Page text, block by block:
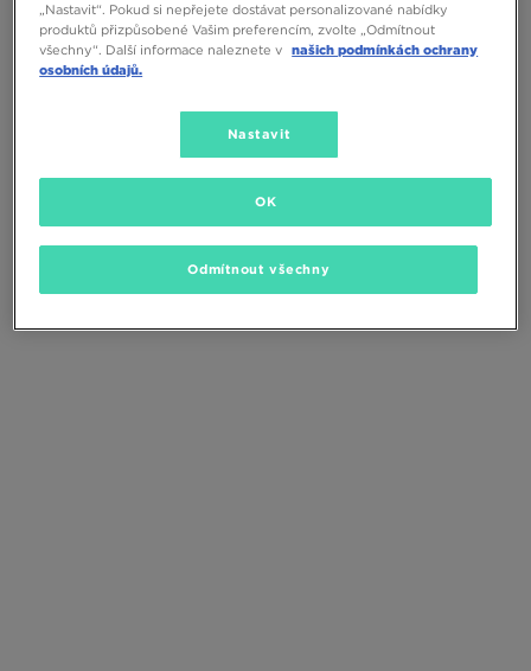
Žádné produkty k zobrazení
Změňte kritéria vyhledávání nebo
odstraňte vybrané filtry
„Nastavit“. Pokud si nepřejete dostávat personalizované nabídky
produktů přizpůsobené Vašim preferencím, zvolte „Odmítnout
všechny“. Další informace naleznete v našich podmínkách ochrany
osobních údajů.
Nastavit
Odmítnout všechny
OK